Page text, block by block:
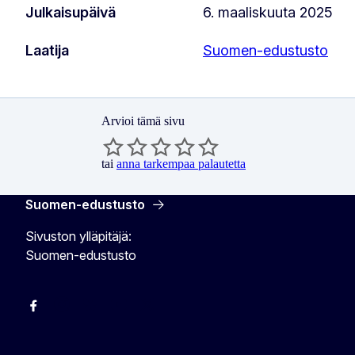
Julkaisupäivä 6. maaliskuuta 2025
Laatija Suomen-edustusto
Arvioi tämä sivu
tai anna tarkempaa palautetta
Suomen-edustusto
Sivuston ylläpitäjä:
Suomen-edustusto
Facebook